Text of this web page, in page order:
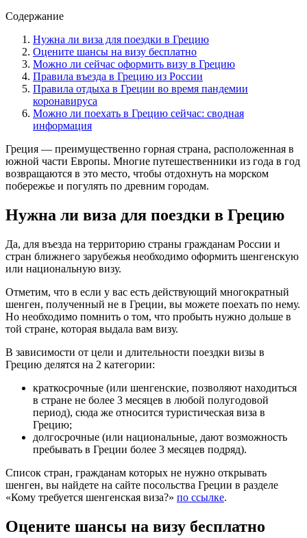
Содержание
Нужна ли виза для поездки в Грецию
Оцените шансы на визу бесплатно
Можно ли сейчас оформить визу в Грецию
Правила въезда в Грецию из России
Правила отдыха в Греции во время пандемии
коронавируса
Можно ли поехать в Грецию сейчас: сводная
информация
Греция — преимущественно горная страна, расположенная в
южной части Европы. Многие путешественники из года в год
возвращаются в это место, чтобы отдохнуть на морском
побережье и погулять по древним городам.
Нужна ли виза для поездки в Грецию
Да, для въезда на территорию страны гражданам России и
стран ближнего зарубежья необходимо оформить шенгенскую
или национальную визу.
Отметим, что в если у вас есть действующий многократный
шенген, полученный не в Греции, вы можете поехать по нему.
Но необходимо помнить о том, что пробыть нужно дольше в
той стране, которая выдала вам визу.
В зависимости от цели и длительности поездки визы в
Грецию делятся на 2 категории:
краткосрочные (или шенгенские, позволяют находиться
в стране не более 3 месяцев в любой полугодовой
период), сюда же относится туристическая виза в
Грецию;
долгосрочные (или национальные, дают возможность
пребывать в Греции более 3 месяцев подряд).
Список стран, гражданам которых не нужно открывать
шенген, вы найдете на сайте посольства Греции в разделе
«Кому требуется шенгенская виза?» по ссылке.
Оцените шансы на визу бесплатно